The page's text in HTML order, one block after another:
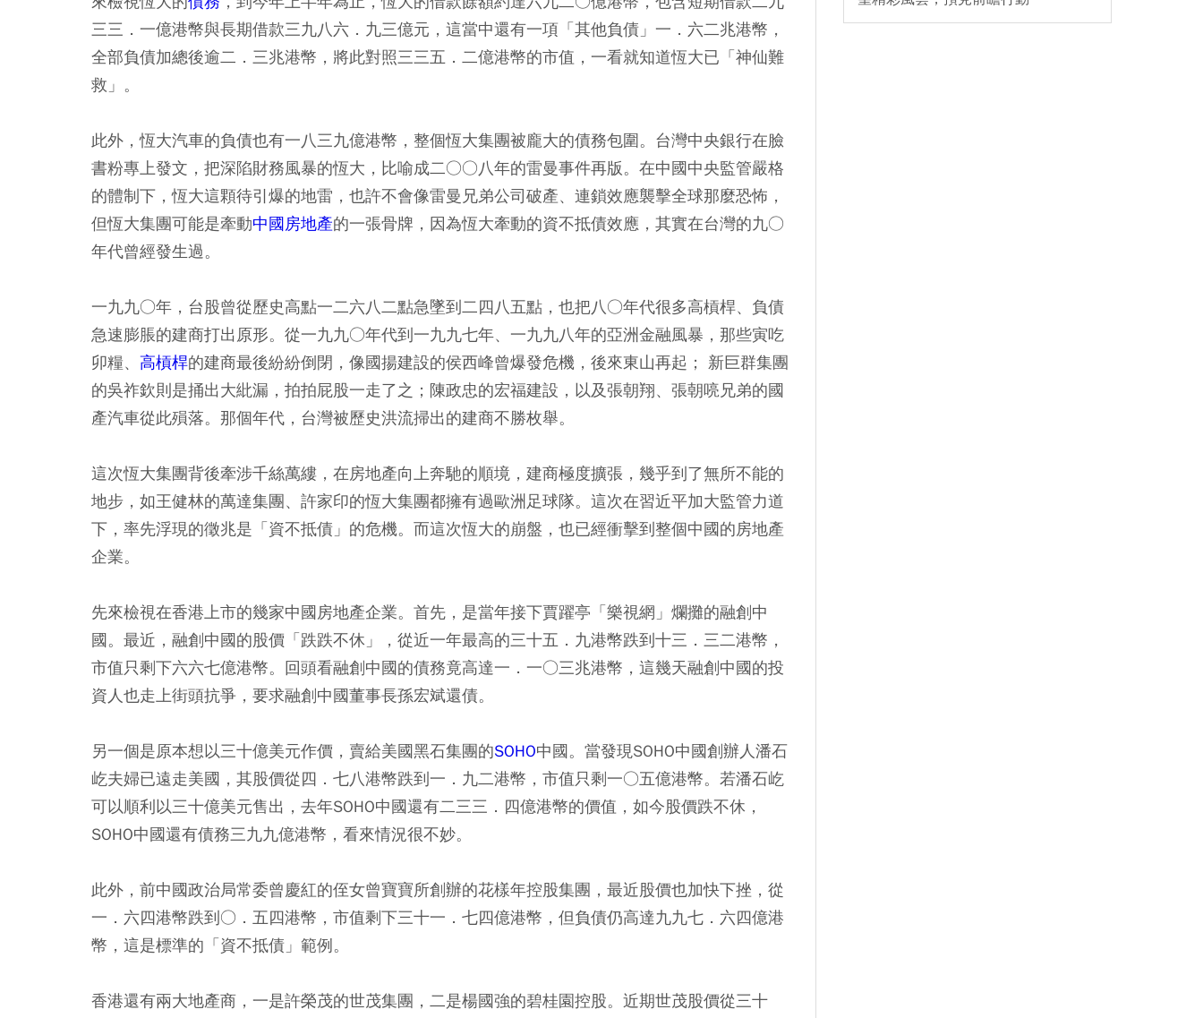
三三．一億港幣與長期借款三九八六．九三億元，這當中還有一項「其他負債」一．六二兆港幣，
全部負債加總後逾二．三兆港幣，將此對照三三五．二億港幣的市值，一看就知道恆大已「神仙難
救」。
此外，恆大汽車的負債也有一八三九億港幣，整個恆大集團被龐大的債務包圍。台灣中央銀行在臉
書粉專上發文，把深陷財務風暴的恆大，比喻成二○○八年的雷曼事件再版。在中國中央監管嚴格
的體制下，恆大這顆待引爆的地雷，也許不會像雷曼兄弟公司破產、連鎖效應襲擊全球那麼恐怖，
但恆大集團可能是牽動中國房地產的一張骨牌，因為恆大牽動的資不抵債效應，其實在台灣的九○
年代曾經發生過。
一九九○年，台股曾從歷史高點一二六八二點急墜到二四八五點，也把八○年代很多高槓桿、負債
急速膨脹的建商打出原形。從一九九○年代到一九九七年、一九九八年的亞洲金融風暴，那些寅吃
卯糧、 高槓桿的建商最後紛紛倒閉，像國揚建設的侯西峰曾爆發危機，後來東山再起； 新巨群集團
的吳祚欽則是捅出大紕漏，拍拍屁股一走了之；陳政忠的宏福建設，以及張朝翔、張朝喨兄弟的國
產汽車從此殞落。那個年代，台灣被歷史洪流掃出的建商不勝枚舉。
這次恆大集團背後牽涉千絲萬縷，在房地產向上奔馳的順境，建商極度擴張，幾乎到了無所不能的
地步，如王健林的萬達集團、許家印的恆大集團都擁有過歐洲足球隊。這次在習近平加大監管力道
下，率先浮現的徵兆是「資不抵債」的危機。而這次恆大的崩盤，也已經衝擊到整個中國的房地產
企業。
先來檢視在香港上市的幾家中國房地產企業。首先，是當年接下賈躍亭「樂視網」爛攤的融創中
國。最近，融創中國的股價「跌跌不休」，從近一年最高的三十五．九港幣跌到十三．三二港幣，
市值只剩下六六七億港幣。回頭看融創中國的債務竟高達一．一○三兆港幣，這幾天融創中國的投
資人也走上街頭抗爭，要求融創中國董事長孫宏斌還債。
另一個是原本想以三十億美元作價，賣給美國黑石集團的SOHO中國。當發現SOHO中國創辦人潘石
屹夫婦已遠走美國，其股價從四．七八港幣跌到一．九二港幣，市值只剩一○五億港幣。若潘石屹
可以順利以三十億美元售出，去年SOHO中國還有二三三．四億港幣的價值，如今股價跌不休，
SOHO中國還有債務三九九億港幣，看來情況很不妙。
此外，前中國政治局常委曾慶紅的侄女曾寶寶所創辦的花樣年控股集團，最近股價也加快下挫，從
一．六四港幣跌到○．五四港幣，市值剩下三十一．七四億港幣，但負債仍高達九九七．六四億港
幣，這是標準的「資不抵債」範例。
香港還有兩大地產商，一是許榮茂的世茂集團，二是楊國強的碧桂園控股。近期世茂股價從三十